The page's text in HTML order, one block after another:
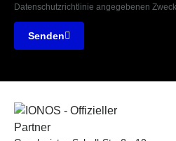
Datenschutzrichtlinie angegebenen
Senden